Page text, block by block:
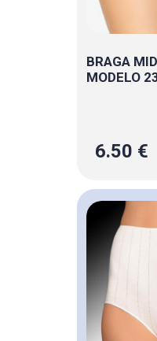
BRAGA
MODELO
6.50 €